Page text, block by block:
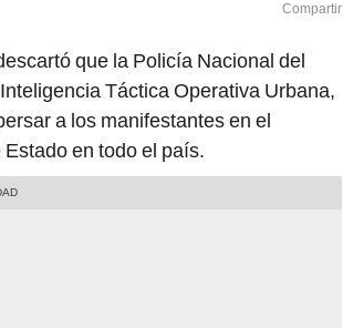
Compartir
que la Policía Nacional del
Táctica Operativa Urbana,
a los manifestantes en el
en todo el país.